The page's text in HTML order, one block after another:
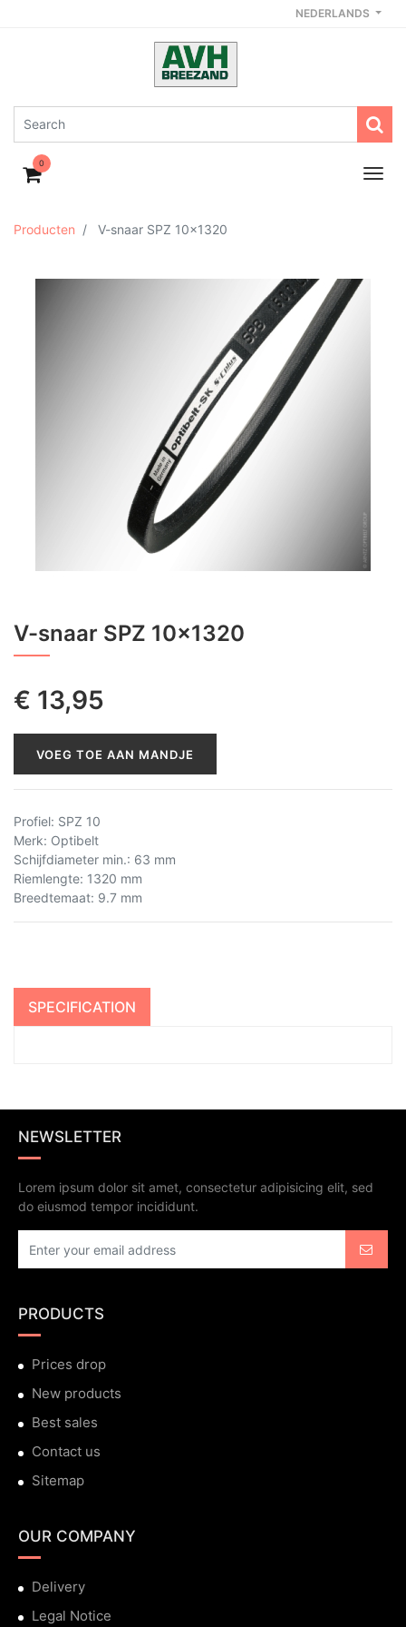
NEDERLANDS
0
Producten V-snaar SPZ 10x1320
V-snaar SPZ 10x1320
€ 13,95
VOEG TOE AAN MANDJE
Profiel: SPZ 10
Merk: Optibelt
Schijfdiameter min.: 63 mm
Riemlengte: 1320 mm
Breedtemaat: 9.7 mm
SPECIFICATION
NEWSLETTER
Lorem ipsum dolor sit amet, consectetur adipisicing elit, sed
do eiusmod tempor incididunt.
PRODUCTS
Prices drop
New products
Best sales
Contact us
Sitemap
OUR COMPANY
Delivery
Legal Notice